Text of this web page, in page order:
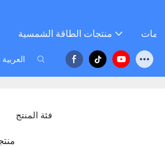
منتجات الطاقة الشمسية
العربية
فئة المنتج
•